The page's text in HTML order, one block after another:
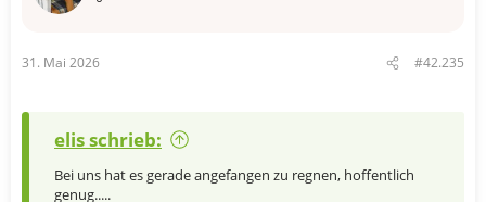
31. Mai 2026 #42.235
elis schrieb:
Bei uns hat es gerade angefangen zu regnen, hoffentlich
genug.....